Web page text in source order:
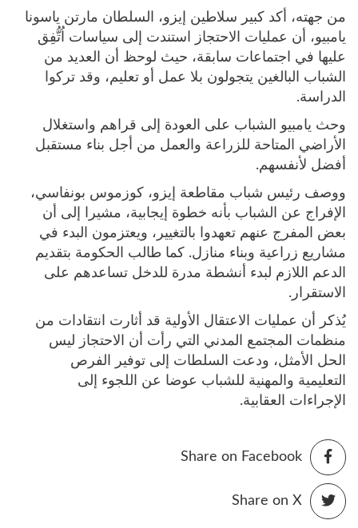
من جهته، أكد كبير سلاطين إيزو، السلطان مارتن ياسونا
يامبيو، أن عمليات الاحتجاز استندت إلى سياسات اُتُّفِق
عليها في اجتماعات سابقة، حيث لوحظ أن العديد من
الشباب البالغين يتجولون بلا عمل أو تعليم، وقد تركوا
الدراسة.
وحث يامبيو الشباب على العودة إلى قراهم واستغلال
الأراضي المتاحة للزراعة والعمل من أجل بناء مستقبل
أفضل لأنفسهم.
ووصف رئيس شباب مقاطعة إيزو، كوزموس بونفاسي،
الإفراج عن الشباب بأنه خطوة إيجابية، مشيرا إلى أن
بعض المفرج عنهم تعهدوا بالتغيير، ويعتزمون البدء في
مشاريع زراعية وبناء منازل. كما طالب الحكومة بتقديم
الدعم اللازم لبدء أنشطة مدرة للدخل تساعدهم على
الاستقرار.
يُذكر أن عمليات الاعتقال الأولية قد أثارت انتقادات من
منظمات المجتمع المدني التي رأت أن الاحتجاز ليس
الحل الأمثل، ودعت السلطات إلى توفير الفرص
التعليمية والمهنية للشباب عوضا عن اللجوء إلى
الإجراءات العقابية.
Share on Facebook
Share on X